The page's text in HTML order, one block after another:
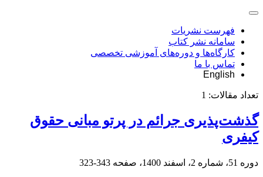
فهرست نشریات
سامانه نشر کتاب
کارگاه‌ها و دوره‌های آموزشی تخصصی
تماس با ما
English
تعداد مقالات: 1
گذشت‌پذیری جرائم در پرتو مبانی حقوق
کیفری
دوره 51، شماره 2، اسفند 1400، صفحه 343-323